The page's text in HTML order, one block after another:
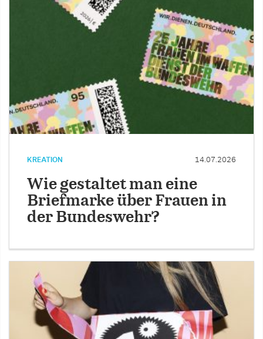
KREATION 14.07.2026
Wie gestaltet man eine
Briefmarke über Frauen in
der Bundeswehr?